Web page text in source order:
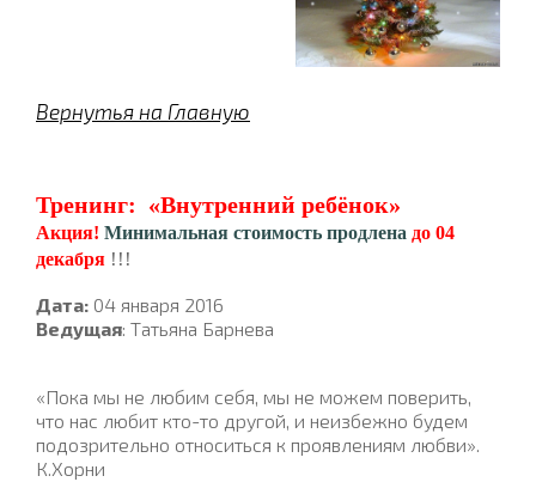
Вернутья на Главную
Тренинг: «Внутренний ребёнок»
Акция! Минимальная стоимость продлена до 04
декабря !!!
Дата: 04 января 2016
Ведущая: Татьяна Барнева
«Пока мы не любим себя, мы не можем поверить,
что нас любит кто-то другой, и неизбежно будем
подозрительно относиться к проявлениям любви».
К.Хорни